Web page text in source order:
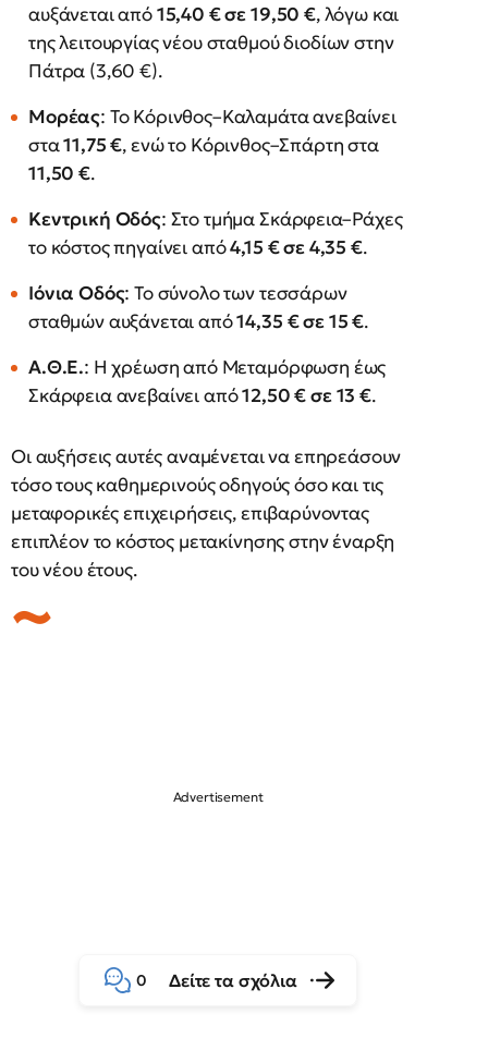
αυξάνεται από15,40 € σε 19,50 €, λόγω και
της λειτουργίας νέου σταθμού διοδίων στην
Πάτρα (3,60 €).
Μορέας: Το Κόρινθος–Καλαμάτα ανεβαίνει
στα11,75 €, ενώ το Κόρινθος–Σπάρτη στα
11,50 €.
Κεντρική Οδός: Στο τμήμα Σκάρφεια–Ράχες
το κόστος πηγαίνει από4,15 € σε 4,35 €.
Ιόνια Οδός: Το σύνολο των τεσσάρων
σταθμών αυξάνεται από14,35 € σε 15 €.
Α.Θ.Ε.: Η χρέωση από Μεταμόρφωση έως
Σκάρφεια ανεβαίνει από12,50 € σε 13 €.
Οι αυξήσεις αυτές αναμένεται να επηρεάσουν
τόσο τους καθημερινούς οδηγούς όσο και τις
μεταφορικές επιχειρήσεις, επιβαρύνοντας
επιπλέον το κόστος μετακίνησης στην έναρξη
του νέου έτους.
0 Δείτε τα σχόλια